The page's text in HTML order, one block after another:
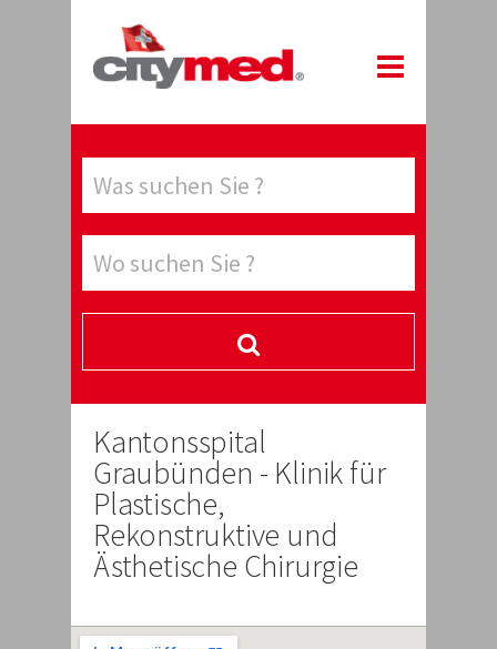
Kantonsspital
Graubünden - Klinik für
Plastische,
Rekonstruktive und
Ästhetische Chirurgie